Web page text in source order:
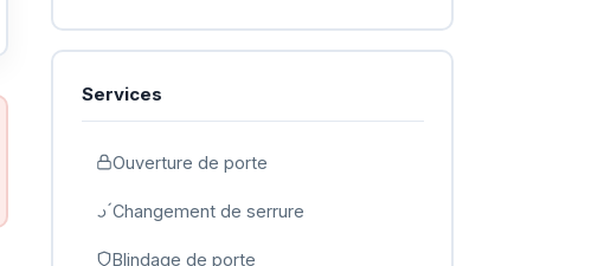
Services
Ouverture de porte
Changement de serrure
Blindage de porte